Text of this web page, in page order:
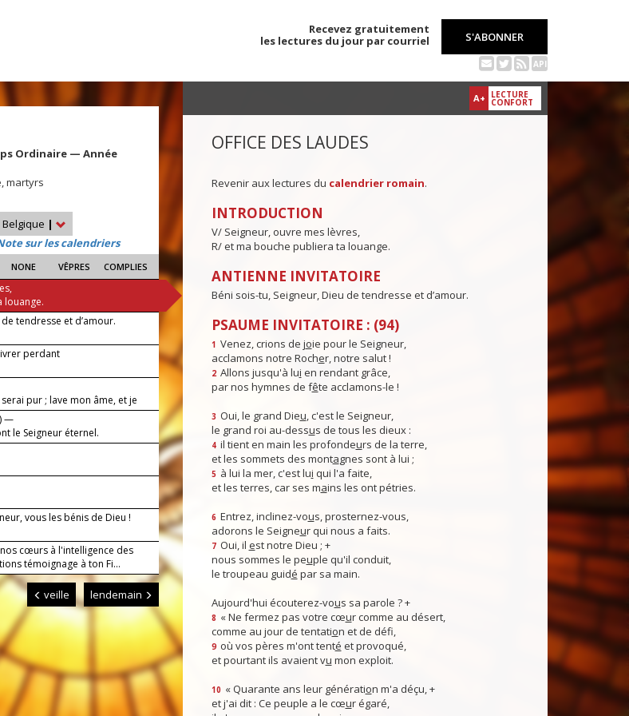
Recevez gratuitement
les lectures du jour par courriel
S'ABONNER
API
Ordinaire — Année
martyrs
Belgique |
sur les calendriers
NONE VÊPRES COMPLIES
louange.
tendresse et d’amour.
perdant
pur ; lave mon âme, et je
—
le Seigneur éternel.
vous les bénis de Dieu !
nos cœurs à l'intelligence des
témoignage à ton Fi...
veille lendemain
A+ LECTURE
CONFORT
OFFICE DES LAUDES
Revenir aux lectures du calendrier romain.
INTRODUCTION
V/ Seigneur, ouvre mes lèvres,
R/ et ma bouche publiera ta louange.
ANTIENNE INVITATOIRE
Béni sois-tu, Seigneur, Dieu de tendresse et d’amour.
PSAUME INVITATOIRE : (94)
1 Venez, crions de joie pour le Seigneur,
acclamons notre Rocher, notre salut !
2 Allons jusqu'à lui en rendant grâce,
par nos hymnes de fête acclamons-le !
3 Oui, le grand Dieu, c'est le Seigneur,
le grand roi au-dessus de tous les dieux :
4 il tient en main les profondeurs de la terre,
et les sommets des montagnes sont à lui ;
5 à lui la mer, c'est lui qui l'a faite,
et les terres, car ses mains les ont pétries.
6 Entrez, inclinez-vous, prosternez-vous,
adorons le Seigneur qui nous a faits.
7 Oui, il est notre Dieu ; +
nous sommes le peuple qu'il conduit,
le troupeau guidé par sa main.
Aujourd'hui écouterez-vous sa parole ? +
8 « Ne fermez pas votre cœur comme au désert,
comme au jour de tentation et de défi,
9 où vos pères m'ont tenté et provoqué,
et pourtant ils avaient vu mon exploit.
10 « Quarante ans leur génération m'a déçu, +
et j'ai dit : Ce peuple a le cœur égaré,